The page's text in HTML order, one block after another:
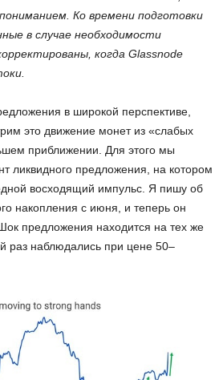
Ко времени подготовки
в случае необходимости
когда Glassnode
в широкой перспективе,
это движение монет из «слабых
приближении. Для этого мы
ликвидного предложения, на котором
восходящий импульс. Я пишу об
накопления с июня, и теперь он
предложения находится на тех же
раз наблюдались при цене 50–